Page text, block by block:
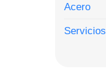
Acero
Servicios